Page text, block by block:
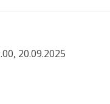
20.09.2025